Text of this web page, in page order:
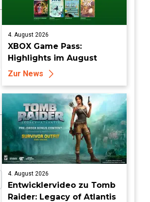
4. August 2026
XBOX Game Pass:
Highlights im August
Zur News
4. August 2026
Entwicklervideo zu Tomb
Raider: Legacy of Atlantis